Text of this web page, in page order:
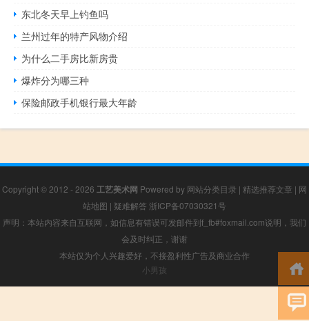
东北冬天早上钓鱼吗
兰州过年的特产风物介绍
为什么二手房比新房贵
爆炸分为哪三种
保险邮政手机银行最大年龄
Copyright © 2012 - 2026 工艺美术网 Powered by 网站分类目录 | 精选推荐文章 | 网
站地图 | 疑难解答 浙ICP备07030321号
声明：本站内容来自互联网，如信息有错误可发邮件到f_fb#foxmail.com说明，我们
会及时纠正，谢谢
本站仅为个人兴趣爱好，不接盈利性广告及商业合作
小男孩